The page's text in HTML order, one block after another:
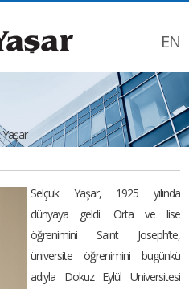
EN
Yaşar
Selçuk Yaşar, 1925 yılında
dünyaya geldi. Orta ve lise
öğrenimini Saint Joseph’te,
üniversite öğrenimini bugünkü
adıyla Dokuz Eylül Üniversitesi